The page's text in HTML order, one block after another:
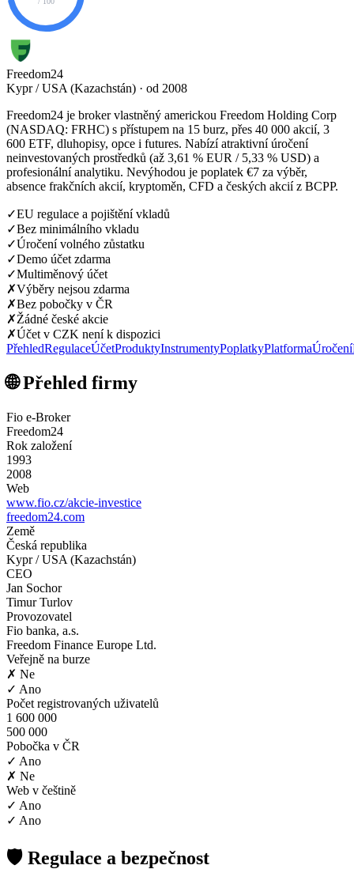
Freedom24
Kypr / USA (Kazachstán) · od 2008
Freedom24 je broker vlastněný americkou Freedom Holding Corp
(NASDAQ: FRHC) s přístupem na 15 burz, přes 40 000 akcií, 3
600 ETF, dluhopisy, opce i futures. Nabízí atraktivní úročení
neinvestovaných prostředků (až 3,61 % EUR / 5,33 % USD) a
profesionální analytiku. Nevýhodou je poplatek €7 za výběr,
absence frakčních akcií, kryptoměn, CFD a českých akcií z BCPP.
✓EU regulace a pojištění vkladů
✓Bez minimálního vkladu
✓Úročení volného zůstatku
✓Demo účet zdarma
✓Multiměnový účet
✗Výběry nejsou zdarma
✗Bez pobočky v ČR
✗Žádné české akcie
✗Účet v CZK není k dispozici
PřehledRegulaceÚčetProduktyInstrumentyPoplatkyPlatformaÚročení
🌐 Přehled firmy
Fio e-Broker
Freedom24
Rok založení
1993
2008
Web
www.fio.cz/akcie-investice
freedom24.com
Země
Česká republika
Kypr / USA (Kazachstán)
CEO
Jan Sochor
Timur Turlov
Provozovatel
Fio banka, a.s.
Freedom Finance Europe Ltd.
Veřejně na burze
✗ Ne
✓ Ano
Počet registrovaných uživatelů
1 600 000
500 000
Pobočka v ČR
✓ Ano
✗ Ne
Web v češtině
✓ Ano
✓ Ano
🛡️ Regulace a bezpečnost